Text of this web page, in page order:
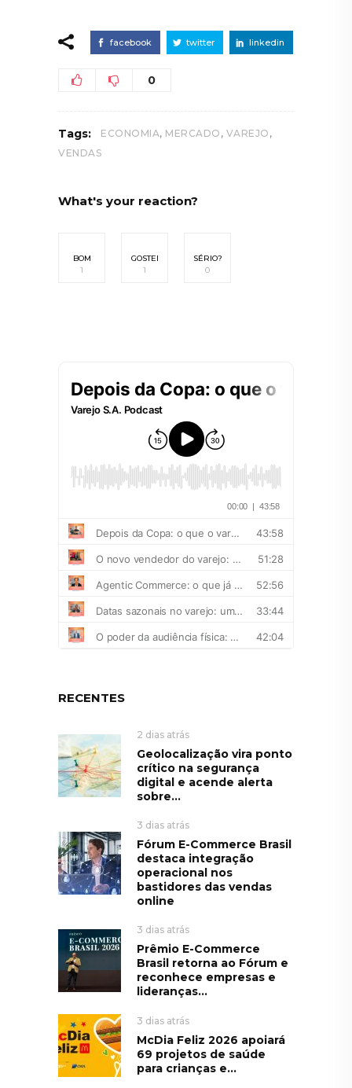
facebook twitter linkedin
0
Tags: ECONOMIA, MERCADO , VAREJO ,
VENDAS
What's your reaction?
BOM
1
GOSTEI
1
SÉRIO?
0
RECENTES
2 dias atrás
Geolocalização vira ponto
crítico na segurança
digital e acende alerta
sobre...
3 dias atrás
Fórum E-Commerce Brasil
destaca integração
operacional nos
bastidores das vendas
online
3 dias atrás
Prêmio E-Commerce
Brasil retorna ao Fórum e
reconhece empresas e
lideranças...
3 dias atrás
McDia Feliz 2026 apoiará
69 projetos de saúde
para crianças e...